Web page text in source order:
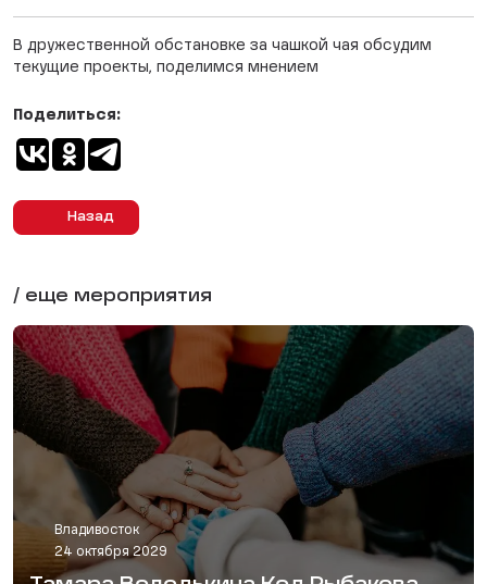
В дружественной обстановке за чашкой чая обсудим
текущие проекты, поделимся мнением
Назад
Поделиться:
/ еще мероприятия
Владивосток
24 октября 2029